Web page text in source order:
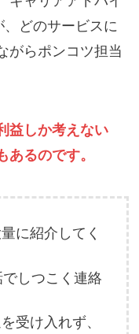
、どのサービスに
がらポンコツ担当
益しか考えない
あるのです。
に紹介してく
しつこく連絡
受け入れず、